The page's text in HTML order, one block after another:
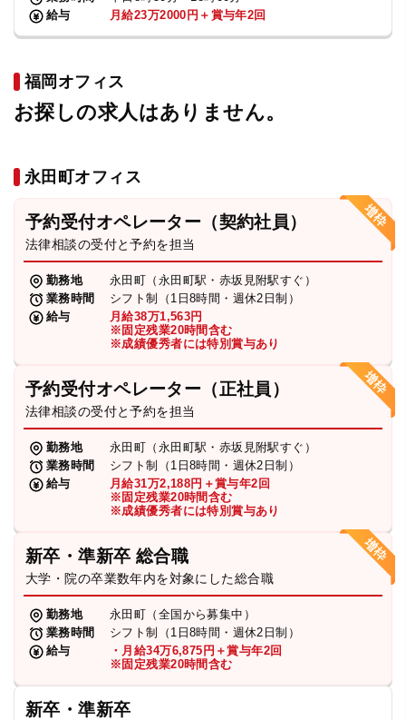
給与
月給23万2000円＋賞与年2回
福岡オフィス
お探しの求人はありません。
永田町オフィス
予約受付オペレーター（契約社員）
法律相談の受付と予約を担当
勤務地
永田町（永田町駅・赤坂見附駅すぐ）
業務時間
シフト制（1日8時間・週休2日制）
給与
月給38万1,563円
※固定残業20時間含む
※成績優秀者には特別賞与あり
予約受付オペレーター（正社員）
法律相談の受付と予約を担当
勤務地
永田町（永田町駅・赤坂見附駅すぐ）
業務時間
シフト制（1日8時間・週休2日制）
給与
月給31万2,188円＋賞与年2回
※固定残業20時間含む
※成績優秀者には特別賞与あり
新卒・準新卒 総合職
大学・院の卒業数年内を対象にした総合職
勤務地
永田町（全国から募集中）
業務時間
シフト制（1日8時間・週休2日制）
給与
・月給34万6,875円＋賞与年2回
※固定残業20時間含む
新卒・準新卒